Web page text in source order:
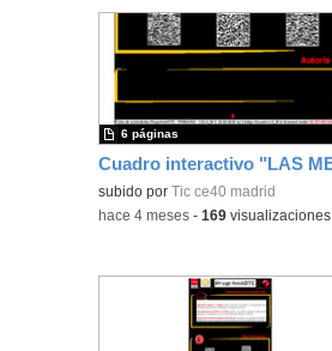
subido por Tic ce40 madrid
6 páginas
-hace 4 meses -169 visualizaciones